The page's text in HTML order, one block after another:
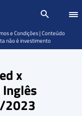
x
2023
e Condições | Conteúdo
não é investimento